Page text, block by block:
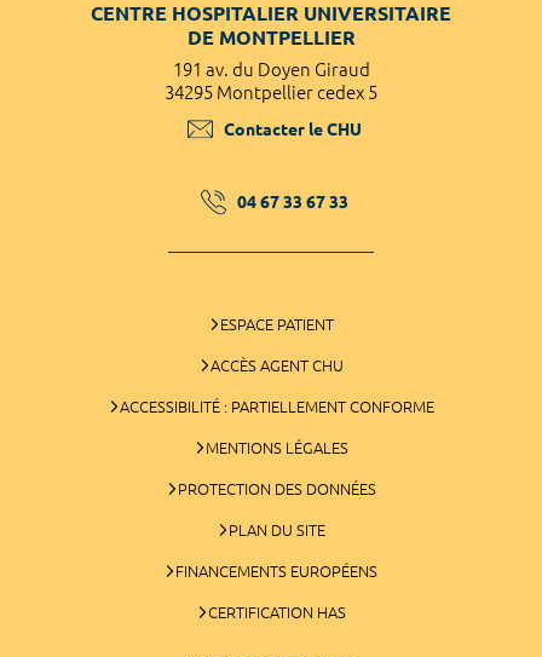
CENTRE HOSPITALIER UNIVERSITAIRE
DE MONTPELLIER
191 av. du Doyen Giraud
34295 Montpellier cedex 5
Contacter le CHU
04 67 33 67 33
ESPACE PATIENT
ACCÈS AGENT CHU
ACCESSIBILITÉ : PARTIELLEMENT CONFORME
MENTIONS LÉGALES
PROTECTION DES DONNÉES
PLAN DU SITE
FINANCEMENTS EUROPÉENS
CERTIFICATION HAS